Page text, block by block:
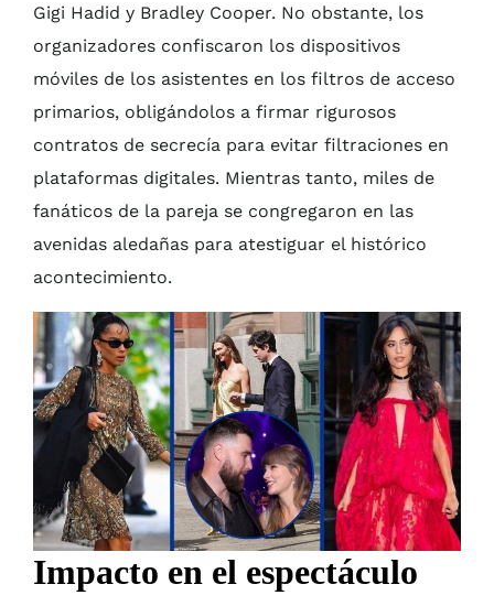
Gigi Hadid y Bradley Cooper. No obstante, los
organizadores confiscaron los dispositivos
móviles de los asistentes en los filtros de acceso
primarios, obligándolos a firmar rigurosos
contratos de secrecía para evitar filtraciones en
plataformas digitales. Mientras tanto, miles de
fanáticos de la pareja se congregaron en las
avenidas aledañas para atestiguar el histórico
acontecimiento.
Impacto en el espectáculo